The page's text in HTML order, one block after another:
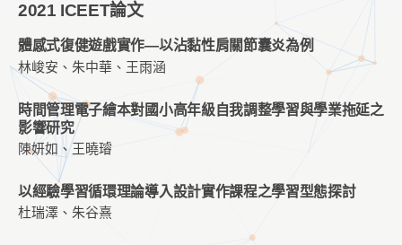
2021 ICEET論文
體感式復健遊戲實作—以沾黏性肩關節囊炎為例
林峻安、朱中華、王雨涵
時間管理電子繪本對國小高年級自我調整學習與學業拖延之
影響研究
陳妍如、王曉璿
以經驗學習循環理論導入設計實作課程之學習型態探討
杜瑞澤、朱谷熹